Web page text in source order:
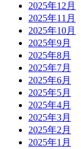
2025年12月
2025年11月
2025年10月
2025年9月
2025年8月
2025年7月
2025年6月
2025年5月
2025年4月
2025年3月
2025年2月
2025年1月